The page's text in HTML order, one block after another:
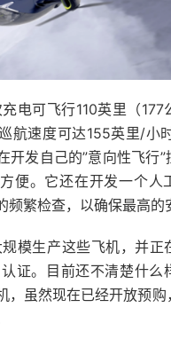
电可飞行110英里（177
航速度可达155英里/小
开发自己的”意向性飞行”
便。它还在开发一个人
繁检查，以确保最高的
模生产这些飞机，并正
证。目前还不清楚什么
，虽然现在已经开放预购